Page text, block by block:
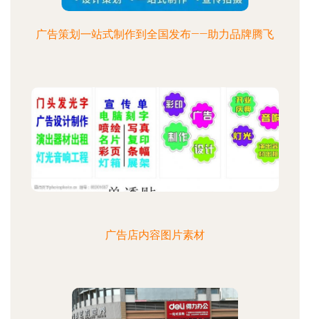
广告策划一站式制作到全国发布——助力品牌腾飞
广告店内容图片素材